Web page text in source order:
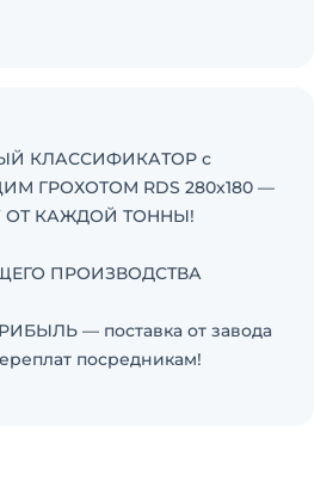
КЛАССИФИКАТОР с
ГРОХОТОМ RDS 280x180 —
ОТ КАЖДОЙ ТОННЫ!
ПРОИЗВОДСТВА
— поставка от завода
посредникам!